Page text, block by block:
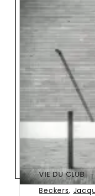
VIE DU CLUB
Beckers,